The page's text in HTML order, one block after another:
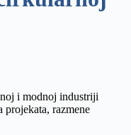
i modnoj industriji
razmene